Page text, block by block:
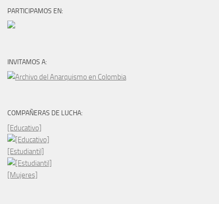
PARTICIPAMOS EN:
INVITAMOS A:
COMPAÑERAS DE LUCHA:
[Educativo]
[Estudiantil]
[Mujeres]